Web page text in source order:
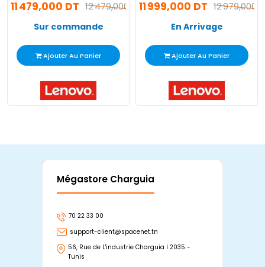
SSD Windows 1112 479,000 DT
11 479,000 DT
Sur commande
Ajouter Au Panier
1To SSD Windows 11
12 979,000
11 999,000 DT
En Arrivage
Ajouter Au Panier
Mégastore Charguia
70 22 33 00
support-client@spacenet.tn
56, Rue de L'industrie Charguia I 2035 -
Tunis